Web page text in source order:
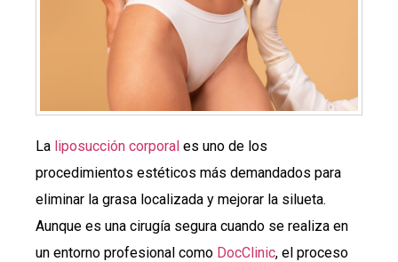
La liposucción corporal es uno de los
procedimientos estéticos más demandados para
eliminar la grasa localizada y mejorar la silueta.
Aunque es una cirugía segura cuando se realiza en
un entorno profesional como DocClinic, el proceso